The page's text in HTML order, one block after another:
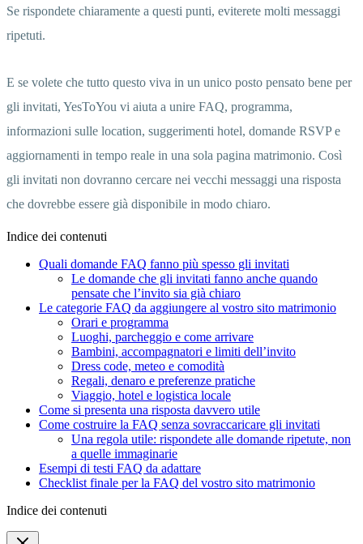
Se rispondete chiaramente a questi punti, eviterete molti messaggi
ripetuti.
E se volete che tutto questo viva in un unico posto pensato bene per
gli invitati, YesToYou vi aiuta a unire FAQ, programma,
informazioni sulle location, suggerimenti hotel, domande RSVP e
aggiornamenti in tempo reale in una sola pagina matrimonio. Così
gli invitati non dovranno cercare nei vecchi messaggi una risposta
che dovrebbe essere già disponibile in modo chiaro.
Indice dei contenuti
Quali domande FAQ fanno più spesso gli invitati
Le domande che gli invitati fanno anche quando
pensate che l’invito sia già chiaro
Le categorie FAQ da aggiungere al vostro sito matrimonio
Orari e programma
Luoghi, parcheggio e come arrivare
Bambini, accompagnatori e limiti dell’invito
Dress code, meteo e comodità
Regali, denaro e preferenze pratiche
Viaggio, hotel e logistica locale
Come si presenta una risposta davvero utile
Come costruire la FAQ senza sovraccaricare gli invitati
Una regola utile: rispondete alle domande ripetute, non
a quelle immaginarie
Esempi di testi FAQ da adattare
Checklist finale per la FAQ del vostro sito matrimonio
Indice dei contenuti